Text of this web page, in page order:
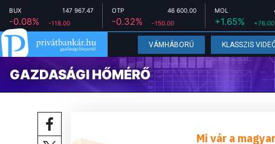
BUX 147 967.47
-0.08% -118.00
OTP 46 600.00
-0.32% -150.00
MOL
+1.65% +76.00
VÁMHÁBORÚ KLASSZIS
GAZDASÁGI HŐMÉRŐ
Mi vár a